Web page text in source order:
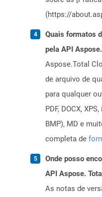
(https://
Quais formatos
pela API
Aspose.Total
de arquivo de
para qualquer
PDF, DOCX,
BMP), MD e
completa de
Onde posso
API Aspose.
As notas de